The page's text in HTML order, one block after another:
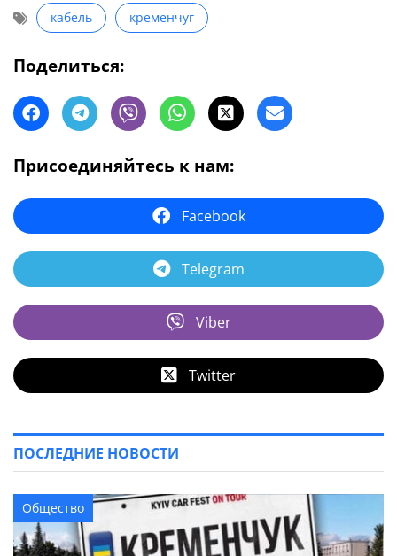
кабель кременчуг
Поделиться:
Присоединяйтесь к нам:
Facebook
Telegram
Viber
Twitter
ПОСЛЕДНИЕ НОВОСТИ
Общество